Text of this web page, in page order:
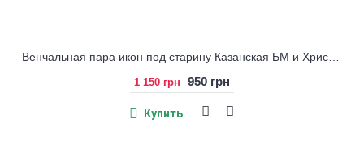
1 150 грн 950 грн
Купить